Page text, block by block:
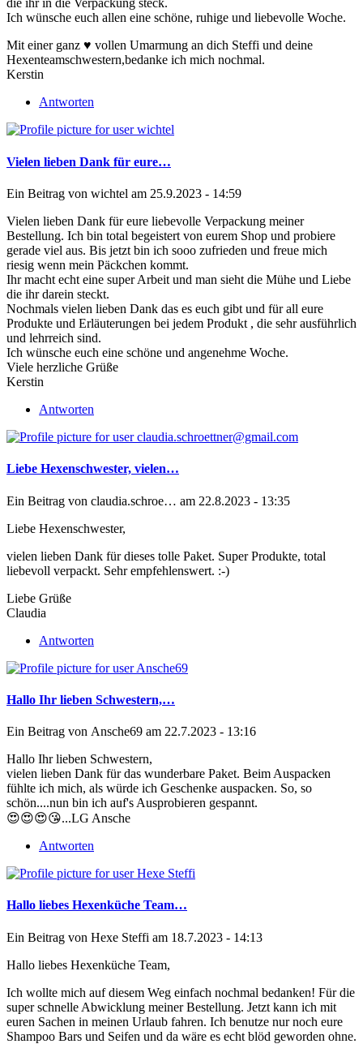
die ihr in die Verpackung steck.
Ich wünsche euch allen eine schöne, ruhige und liebevolle Woche.
Mit einer ganz ♥ vollen Umarmung an dich Steffi und deine
Hexenteamschwestern,bedanke ich mich nochmal.
Kerstin
Antworten
Vielen lieben Dank für eure…
Ein Beitrag von wichtel am 25.9.2023 - 14:59
Vielen lieben Dank für eure liebevolle Verpackung meiner
Bestellung. Ich bin total begeistert von eurem Shop und probiere
gerade viel aus. Bis jetzt bin ich sooo zufrieden und freue mich
riesig wenn mein Päckchen kommt.
Ihr macht echt eine super Arbeit und man sieht die Mühe und Liebe
die ihr darein steckt.
Nochmals vielen lieben Dank das es euch gibt und für all eure
Produkte und Erläuterungen bei jedem Produkt , die sehr ausführlich
und lehrreich sind.
Ich wünsche euch eine schöne und angenehme Woche.
Viele herzliche Grüße
Kerstin
Antworten
Liebe Hexenschwester, vielen…
Ein Beitrag von claudia.schroe… am 22.8.2023 - 13:35
Liebe Hexenschwester,
vielen lieben Dank für dieses tolle Paket. Super Produkte, total
liebevoll verpackt. Sehr empfehlenswert. :-)
Liebe Grüße
Claudia
Antworten
Hallo Ihr lieben Schwestern,…
Ein Beitrag von Ansche69 am 22.7.2023 - 13:16
Hallo Ihr lieben Schwestern,
vielen lieben Dank für das wunderbare Paket. Beim Auspacken
fühlte ich mich, als würde ich Geschenke auspacken. So, so
schön....nun bin ich auf's Ausprobieren gespannt.
😍😍😍😘...LG Ansche
Antworten
Hallo liebes Hexenküche Team…
Ein Beitrag von Hexe Steffi am 18.7.2023 - 14:13
Hallo liebes Hexenküche Team,
Ich wollte mich auf diesem Weg einfach nochmal bedanken! Für die
super schnelle Abwicklung meiner Bestellung. Jetzt kann ich mit
euren Sachen in meinen Urlaub fahren. Ich benutze nur noch eure
Shampoo Bars und Seifen und da wäre es echt blöd geworden ohne.